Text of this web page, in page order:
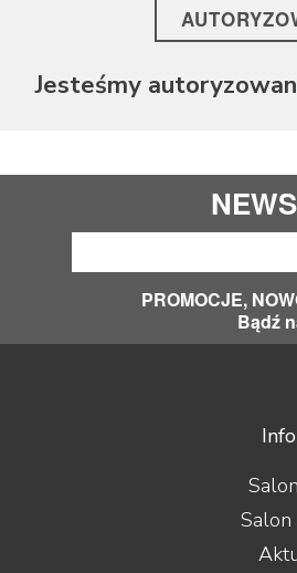
Jesteśmy
PROMOCJE,
Bądź
Salon